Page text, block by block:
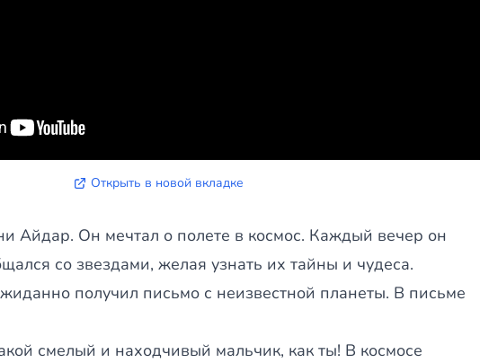
Открыть в новой вкладке
Айдар. Он мечтал о полете в космос. Каждый вечер он
со звездами, желая узнать их тайны и чудеса.
получил письмо с неизвестной планеты. В письме
смелый и находчивый мальчик, как ты! В космосе